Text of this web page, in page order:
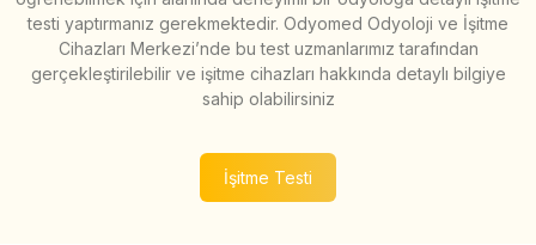
testi yaptırmanız gerekmektedir. Odyomed Odyoloji ve İşitme
Cihazları Merkezi’nde bu test uzmanlarımız tarafından
gerçekleştirilebilir ve işitme cihazları hakkında detaylı bilgiye
sahip olabilirsiniz
İşitme Testi